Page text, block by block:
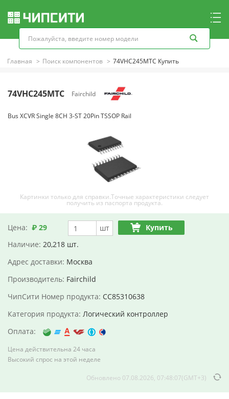
Главная Поиск компонентов 74VHC245MTC Купить
74VHC245MTC Fairchild
Bus XCVR Single 8CH 3-ST 20Pin TSSOP Rail
Картинки только для справки.Точные характеристики следует
получить из паспорта продукта.
Цена: ₽ 29 шт
Купить
Наличие: 20,218 шт.
Адрес доставки: Москва
Производитель: Fairchild
ЧипСити Номер продукта: CC85310638
Категория продукта: Логический контроллер
Оплата:
Цена действительна 24 часа
Высокий спрос на этой неделе
Обновлено 07.08.2026, 07:48:07(GMT+3)